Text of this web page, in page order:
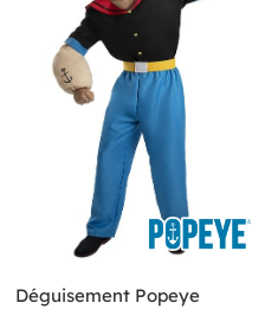
Déguisement Popeye